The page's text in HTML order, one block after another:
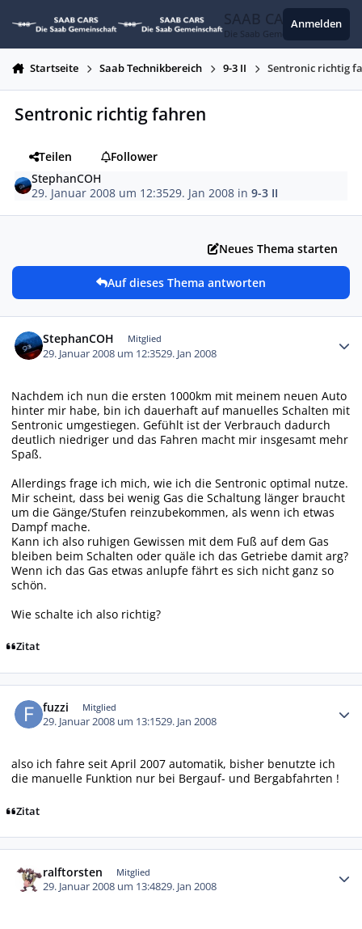
SAAB CARS
Die Saab Gemeinschaft
Anmelden
Startseite Saab Technikbereich 9-3 II Sentronic richtig
Sentronic richtig fahren
Teilen
Follower
StephanCOH
29. Januar 2008 um 12:3529. Jan 2008 in9-3 II
Neues Thema starten
Auf dieses Thema antworten
StephanCOH Mitglied
29. Januar 2008 um 12:3529. Jan 2008
Nachdem ich nun die ersten 1000km mit meinem neuen Auto
hinter mir habe, bin ich dauerhaft auf manuelles Schalten mit
Sentronic umgestiegen. Gefühlt ist der Verbrauch dadurch
deutlich niedriger und das Fahren macht mir insgesamt mehr
Spaß.
Allerdings frage ich mich, wie ich die Sentronic optimal nutze.
Mir scheint, dass bei wenig Gas die Schaltung länger braucht
um die Gänge/Stufen reinzubekommen, als wenn ich etwas
Dampf mache.
Kann ich also ruhigen Gewissen mit dem Fuß auf dem Gas
bleiben beim Schalten oder quäle ich das Getriebe damit arg?
Wenn ich das Gas etwas anlupfe fährt es sich nicht ganz so
schön.
Wie schalte ich also richtig?
Zitat
fuzzi Mitglied
29. Januar 2008 um 13:1529. Jan 2008
also ich fahre seit April 2007 automatik, bisher benutzte ich
die manuelle Funktion nur bei Bergauf- und Bergabfahrten !
Zitat
ralftorsten Mitglied
29. Januar 2008 um 13:4829. Jan 2008